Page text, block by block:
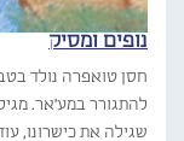
נופים ומסיק
להתגורר במע'אר.
שגילה את כישרונו,